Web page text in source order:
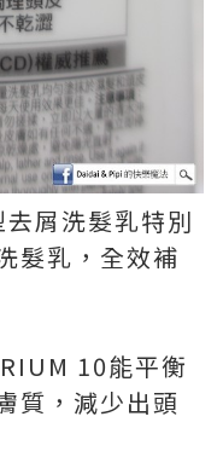
屑洗髮乳特別
髮乳，全效補
10能平衡
質，減少出頭